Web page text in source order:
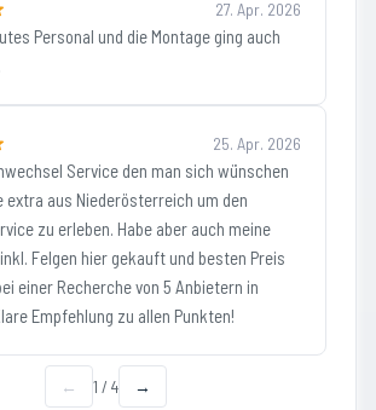
27. Apr. 2026
Personal und die Montage ging auch
25. Apr. 2026
Service den man sich wünschen
extra aus Niederösterreich um den
zu erleben. Habe aber auch meine
Felgen hier gekauft und besten Preis
einer Recherche von 5 Anbietern in
Empfehlung zu allen Punkten!
← 1 / 4 →